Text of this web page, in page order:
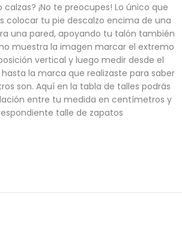
calzas? ¡No te preocupes! Lo único que
colocar tu pie descalzo encima de una
una pared, apoyando tu talón también
muestra la imagen marcar el extremo
vertical y luego medir desde el
la marca que realizaste para saber
son. Aquí en la tabla de talles podrás
entre tu medida en centímetros y
talle de zapatos